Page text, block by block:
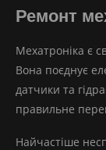
Ремонт
Мехатроніка є
Вона поєднує
датчики та
правильне
Найчастіше